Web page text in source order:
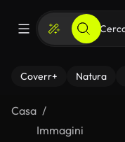
Coverr+ Natura
Casa
Immagini